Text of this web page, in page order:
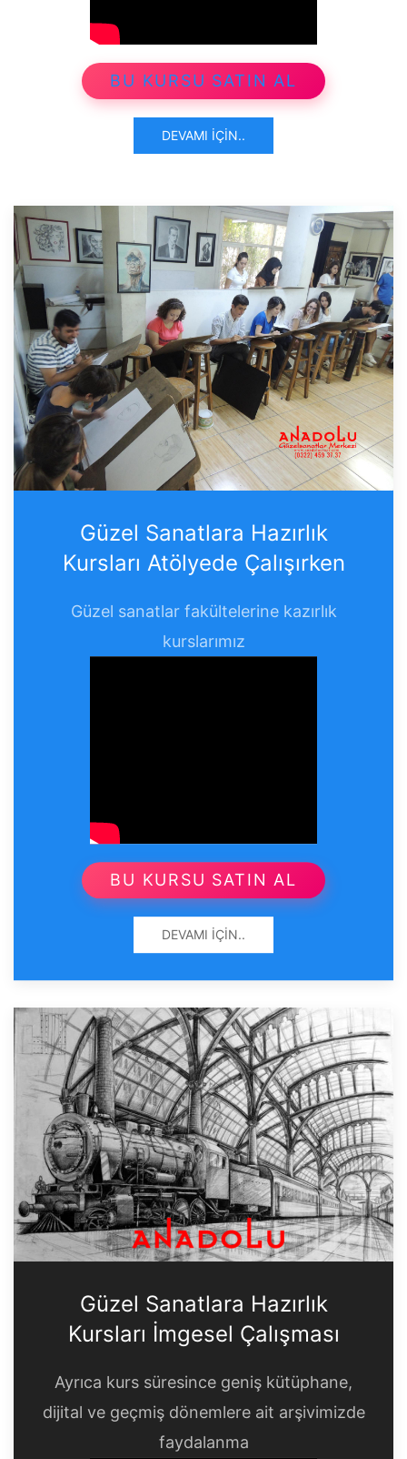
BU KURSU SATIN AL
DEVAMI İÇIN..
Güzel Sanatlara Hazırlık
Kursları Atölyede Çalışırken
Güzel sanatlar fakültelerine kazırlık
kurslarımız
BU KURSU SATIN AL
DEVAMI İÇIN..
Güzel Sanatlara Hazırlık
Kursları İmgesel Çalışması
Ayrıca kurs süresince geniş kütüphane,
dijital ve geçmiş dönemlere ait arşivimizde
faydalanma